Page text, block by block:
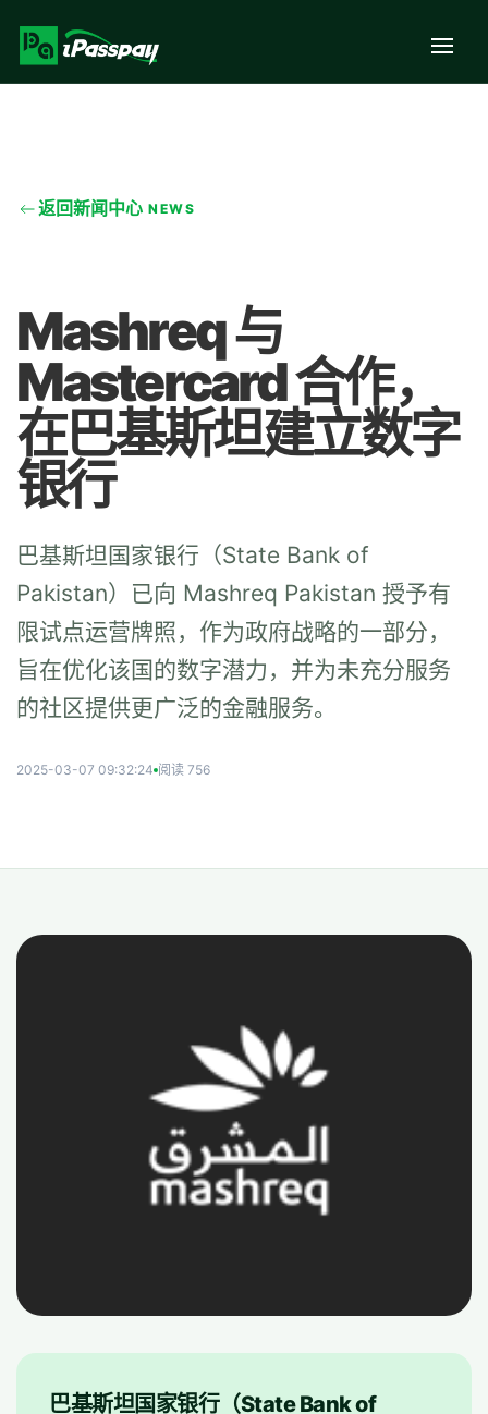
返回新闻中心 NEWS
Mashreq 与
Mastercard 合作，
在巴基斯坦建立数字
银行
巴基斯坦国家银行（State Bank of
Pakistan）已向 Mashreq Pakistan 授予有
限试点运营牌照，作为政府战略的一部分，
旨在优化该国的数字潜力，并为未充分服务
的社区提供更广泛的金融服务。
2025-03-07 09:32:24 阅读 756
巴基斯坦国家银行（State Bank of